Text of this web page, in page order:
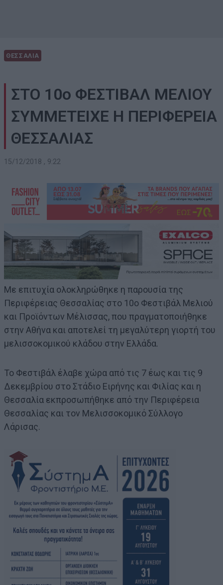
ΘΕΣΣΑΛΙΑ
ΣΤΟ 10ο ΦΕΣΤΙΒΑΛ ΜΕΛΙΟΥ
ΣΥΜΜΕΤΕΙΧΕ Η ΠΕΡΙΦΕΡΕΙΑ
ΘΕΣΣΑΛΙΑΣ
15/12/2018 , 9:22
Με επιτυχία ολοκληρώθηκε η παρουσία της
Περιφέρειας Θεσσαλίας στο 10ο Φεστιβάλ Μελιού
και Προϊόντων Μέλισσας, που πραγματοποιήθηκε
στην Αθήνα και αποτελεί τη μεγαλύτερη γιορτή του
μελισσοκομικού κλάδου στην Ελλάδα.
Το Φεστιβάλ έλαβε χώρα από τις 7 έως και τις 9
Δεκεμβρίου στο Στάδιο Ειρήνης και Φιλίας και η
Θεσσαλία εκπροσωπήθηκε από την Περιφέρεια
Θεσσαλίας και τον Μελισσοκομικό Σύλλογο
Λάρισας.